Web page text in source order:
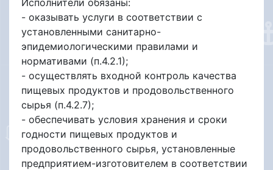
- оказывать услуги в соответствии с
установленными санитарно-
эпидемиологическими правилами и
нормативами (п.4.2.1);
- осуществлять входной контроль качества
пищевых продуктов и продовольственного
сырья (п.4.2.7);
- обеспечивать условия хранения и сроки
годности пищевых продуктов и
продовольственного сырья, установленные
предприятием-изготовителем в соответствии